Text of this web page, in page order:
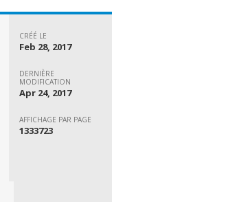
CRÉÉ LE
Feb 28, 2017
DERNIÈRE
MODIFICATION
Apr 24, 2017
AFFICHAGE PAR PAGE
1333723